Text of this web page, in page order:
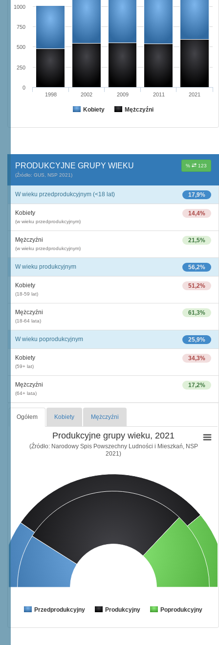
Kobiety Mężczyźni
1998 2002 2009 2011 2021
0
250
500
750
1000
% 123
PRODUKCYJNE GRUPY WIEKU
(Źródło: GUS, NSP 2021)
17,9%
W wieku przedprodukcyjnym (<18 lat)
14,4%
Kobiety
(w wieku przedprodukcyjnym)
21,5%
Mężczyźni
(w wieku przedprodukcyjnym)
56,2%
W wieku produkcyjnym
51,2%
Kobiety
(18-59 lat)
61,3%
Mężczyźni
(18-64 lata)
25,9%
W wieku poprodukcyjnym
34,3%
Kobiety
(59+ lat)
17,2%
Mężczyźni
(64+ lata)
Ogółem Kobiety Mężczyźni
Produkcyjne grupy wieku, 2021
(Źródło: Narodowy Spis Powszechny Ludności i Mieszkań, NSP
2021)
Przedprodukcyjny Produkcyjny Poprodukcyjny